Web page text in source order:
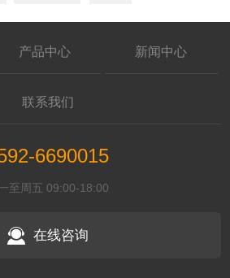
产品中心 新闻中心
联系我们
6690015
至周五 09:00-18:00
在线咨询